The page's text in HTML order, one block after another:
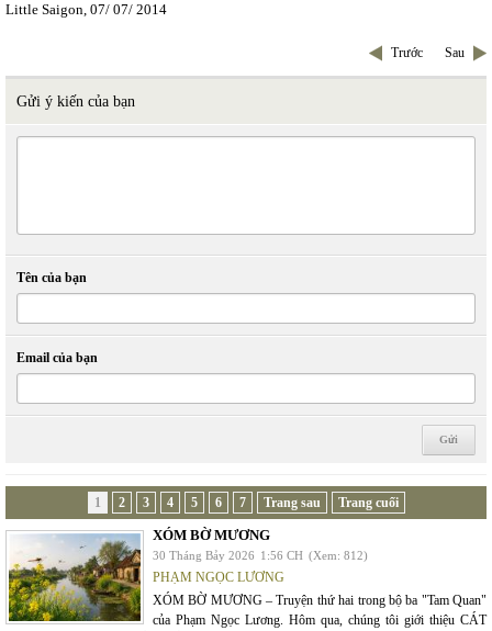
Little Saigon, 07/ 07/ 2014
Trước Sau
Gửi ý kiến của bạn
Tên của bạn
Email của bạn
1 2 3 4 5 6 7 Trang sau Trang cuối
XÓM BỜ MƯƠNG
30 Tháng Bảy 2026 1:56 CH (Xem: 812)
PHẠM NGỌC LƯƠNG
XÓM BỜ MƯƠNG – Truyện thứ hai trong bộ ba "Tam Quan"
của Phạm Ngọc Lương. Hôm qua, chúng tôi giới thiệu CÁT